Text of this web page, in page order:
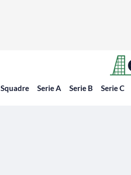
Squadre Serie A Serie B Serie C